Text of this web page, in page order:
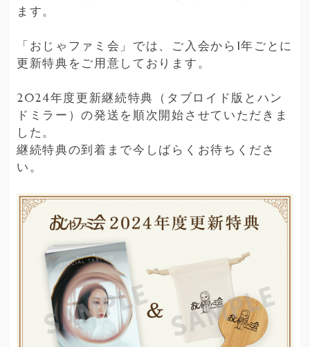
ます。
「おじゃファミ会」では、ご入会から1年ごとに
更新特典をご用意しております。
2024年度更新継続特典（タブロイド版とハン
ドミラー）の発送を順次開始させていただきま
した。
継続特典の到着まで今しばらくお待ちくださ
い。